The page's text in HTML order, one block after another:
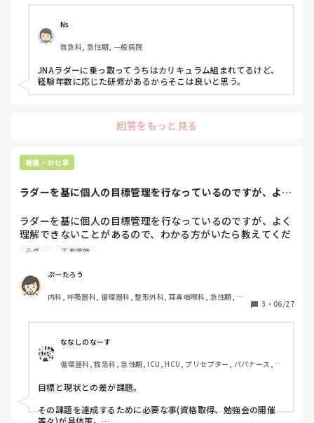
Ns
救急科, 急性期, 一般病院
JNAラダーに乗っ取ってうちはカリキュラム組まれてるけど、
経験年数に応じた研修があるからそこは良いと思う。
回答をもっと見る
看護・お仕事
ラダーを基に個人の目標管理を行なっているのですが、よく
ラダーを基に個人の目標管理を行なっているのですが、よく
理解できないことがあるので、わかる方がいたら教えてくだ
さい。目標値の書き方と、目標値の意味。
すが、記入すると同じ様な感じになってしまい、段々分から
なくなってきました。分かりやすく教えていただきたいで
ラダー 正看護師
ぷーたろう
内科, 呼吸器科, 循環器科, 整形外科, 耳鼻咽喉科, 急性期, 病
3 ・ 06/27
ななしのなーす
循環器科, 救急科, 急性期, ICU, HCU, プリセプター, パパナース, リ
目標と現状との差が課題。
その課題を達成するために必要な事(資格取得、勉強会の開催